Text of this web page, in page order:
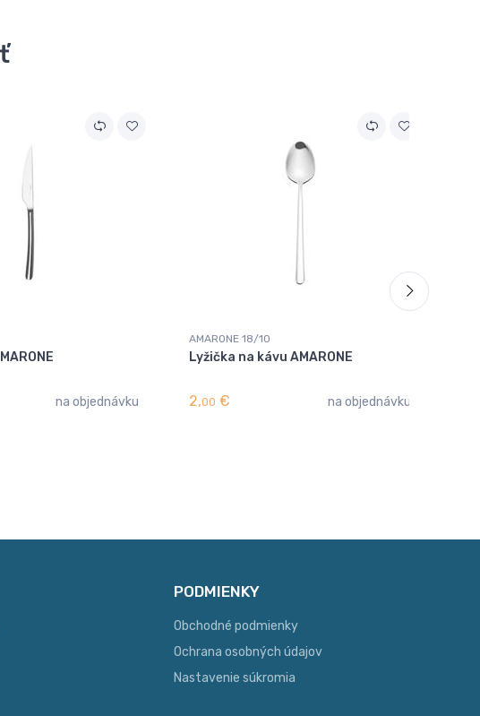
na objednávku
AMARONE 18/10
Lyžička na kávu AMARONE
2,00 € na objednávku
PODMIENKY
Obchodné podmienky
Ochrana osobných údajov
Nastavenie súkromia